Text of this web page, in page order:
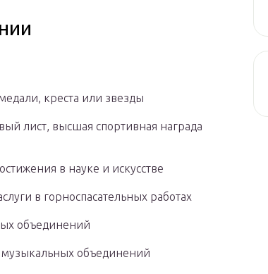
креста или звезды
лист, высшая спортивная награда
в науке и искусстве
в горноспасательных работах
объединений
объединений